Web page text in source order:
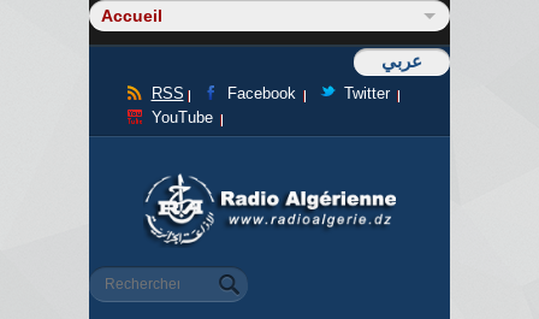
عربي
RSS Facebook
Twitter
YouTube
Formulaire de recherche
Rechercher